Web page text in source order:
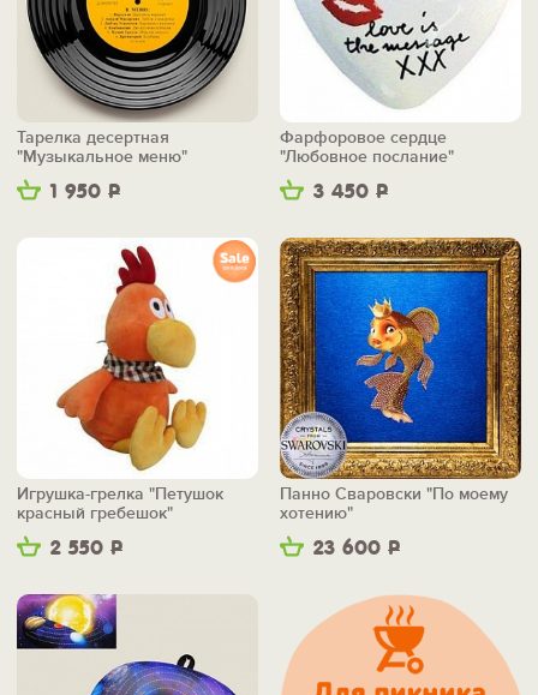
1 950 Р
Тарелка десертная
"Музыкальное меню"
3 450 Р
Фарфоровое сердце
"Любовное послание"
2 550 Р
Игрушка-грелка "Петушок
красный гребешок"
23 600 Р
Панно Сваровски "По моему
хотению"